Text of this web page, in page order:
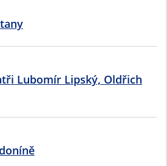
Lubomír Lipský, Oldřich